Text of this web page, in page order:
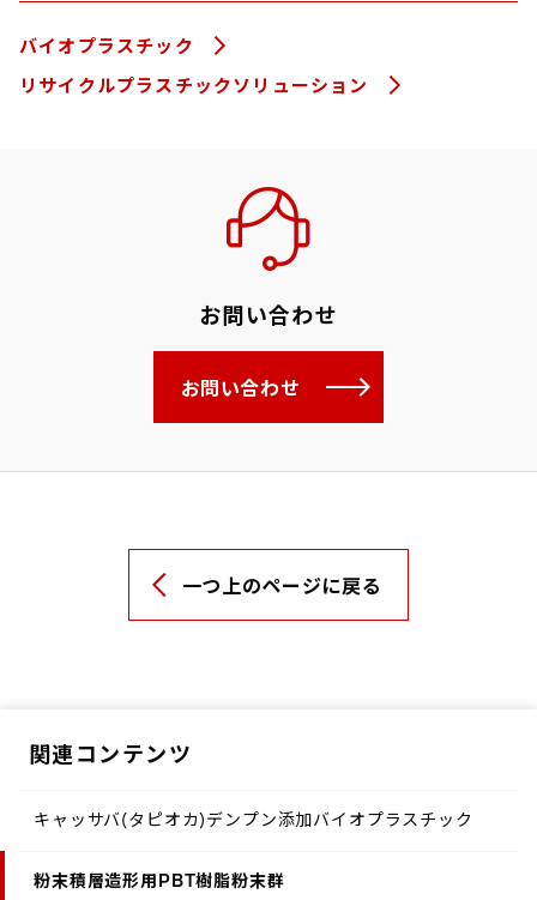
バイオプラスチック
リサイクルプラスチックソリューション
お問い合わせ
お問い合わせ
一つ上のページに戻る
関連コンテンツ
キャッサバ(タピオカ)デンプン添加バイオプラスチック
粉末積層造形用PBT樹脂粉末群